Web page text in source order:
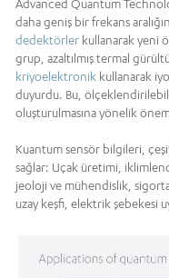
Advanced Quantum
daha geniş bir frekans
dedektörler kullanarak yeni
grup, azaltılmış termal
kriyoelektronik kullanarak
duyurdu. Bu,
oluşturulmasına yönelik
Kuantum sensör bilgileri,
sağlar: Uçak üretimi,
jeoloji ve mühendislik,
uzay keşfi, elektrik şebekesi